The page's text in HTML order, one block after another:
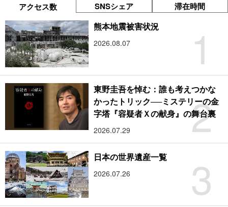
アクセス数 SNSシェア 滞在時間
1
熊本地震被害状況
2026.08.07
2
東野圭吾を悼む：誰も考えつかな
かったトリック──ミステリーの金
字塔『容疑者Ｘの献身』の舞台裏
2026.07.29
3
日本の世界遺産一覧
2026.07.26